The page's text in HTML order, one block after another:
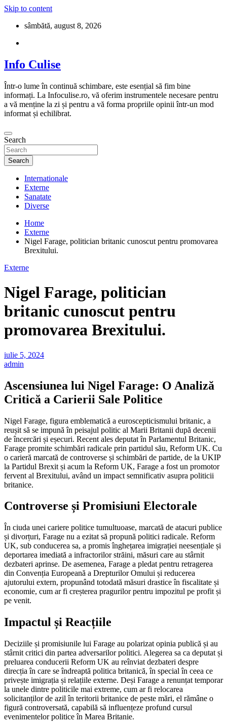
Skip to content
sâmbătă, august 8, 2026
Info Culise
Într-o lume în continuă schimbare, este esențial să fim bine
informați. La Infoculise.ro, vă oferim instrumentele necesare pentru
a vă menține la zi și pentru a vă forma propriile opinii într-un mod
informat și echilibrat.
Search
Search
Internationale
Externe
Sanatate
Diverse
Home
Externe
Nigel Farage, politician britanic cunoscut pentru promovarea
Brexitului.
Externe
Nigel Farage, politician
britanic cunoscut pentru
promovarea Brexitului.
iulie 5, 2024
admin
Ascensiunea lui Nigel Farage: O Analiză
Critică a Carierii Sale Politice
Nigel Farage, figura emblematică a euroscepticismului britanic, a
reușit să se impună în peisajul politic al Marii Britanii după decenii
de încercări și eșecuri. Recent ales deputat în Parlamentul Britanic,
Farage promite schimbări radicale prin partidul său, Reform UK. Cu
o carieră marcată de controverse și schimbări de partide, de la UKIP
la Partidul Brexit și acum la Reform UK, Farage a fost un promotor
fervent al Brexitului, având un impact semnificativ asupra politicii
britanice.
Controverse și Promisiuni Electorale
În ciuda unei cariere politice tumultuoase, marcată de atacuri publice
și divorțuri, Farage nu a ezitat să propună politici radicale. Reform
UK, sub conducerea sa, a promis înghețarea imigrației neesențiale și
deportarea imediată a infractorilor străini, măsuri care au stârnit
dezbateri aprinse. De asemenea, Farage a pledat pentru retragerea
din Convenția Europeană a Drepturilor Omului și reducerea
ajutorului extern, propunând totodată măsuri drastice în fiscalitate și
economie, cum ar fi creșterea pragurilor pentru impozitul pe profit și
pe venit.
Impactul și Reacțiile
Deciziile și promisiunile lui Farage au polarizat opinia publică și au
stârnit critici din partea adversarilor politici. Alegerea sa ca deputat și
preluarea conducerii Reform UK au reînviat dezbateri despre
direcția în care se îndreaptă politica britanică, în special în ceea ce
privește imigrația și relațiile externe. Deși Farage a renunțat temporar
la unele dintre politicile mai extreme, cum ar fi relocarea
solicitanților de azil în teritorii britanice de peste mări, el rămâne o
figură controversată, capabilă să influențeze profund cursul
evenimentelor politice în Marea Britanie.